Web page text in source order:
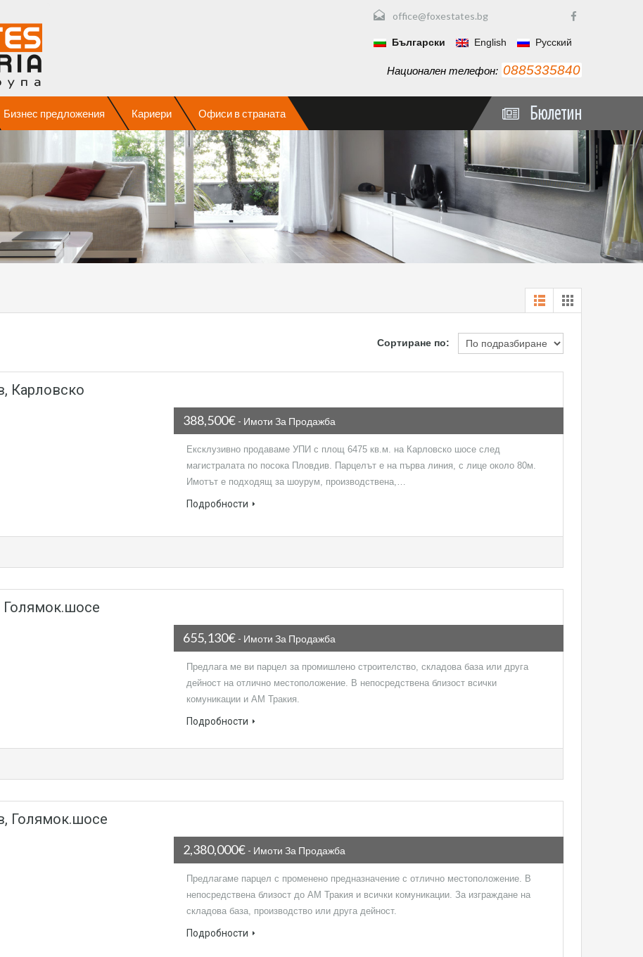
office@foxestates.bg
Български English Русский
Национален телефон: 0885335840
Бюлетин
Бизнес предложения Кариери Офиси в страната
Сортиране по:
Карловско
388,500€ - Имоти За Продажба
Ексклузивно продаваме УПИ с площ 6475 кв.м. на Карловско шосе след
магистралата по посока Пловдив. Парцелът е на първа линия, с лице около 80м.
Имотът е подходящ за шоурум, производствена,…
Подробности
Голямок.шосе
655,130€ - Имоти За Продажба
Предлага ме ви парцел за промишлено строителство, складова база или друга
дейност на отлично местоположение. В непосредствена близост всички
комуникации и АМ Тракия.
Подробности
Голямок.шосе
2,380,000€ - Имоти За Продажба
Предлагаме парцел с променено предназначение с отлично местоположение. В
непосредствена близост до АМ Тракия и всички комуникации. За изграждане на
складова база, производство или друга дейност.
Подробности